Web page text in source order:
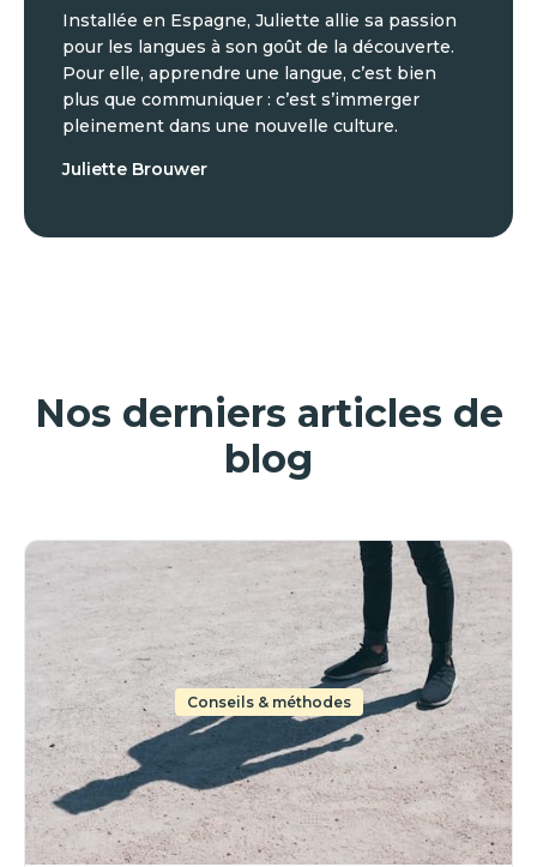
Installée en Espagne, Juliette allie sa passion
pour les langues à son goût de la découverte.
Pour elle, apprendre une langue, c’est bien
plus que communiquer : c’est s’immerger
pleinement dans une nouvelle culture.
Juliette Brouwer
Nos derniers articles de
blog
Conseils & méthodes